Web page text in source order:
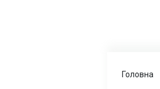
Головна